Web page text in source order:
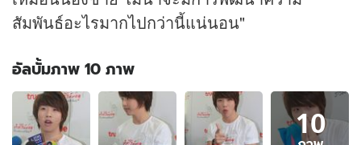
สัมพันธ์อะไรมากไปกว่านี้แน่นอน"
อัลบั้มภาพ 10 ภาพ
อัลบั้ม
ภาพ
10
10